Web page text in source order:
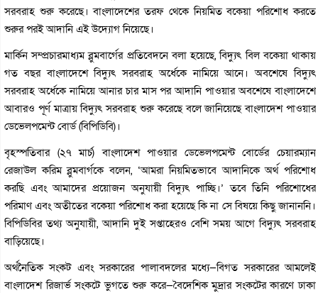
সরবরাহ শুরু করেছে। বাংলাদেশের তরফ থেকে নিয়মিত বকেয়া পরিশোধ করতে
শুরুর পরই আদানি এই উদ্যোগ নিয়েছে।
মার্কিন সম্প্রচারমাধ্যম ব্লুমবার্গের প্রতিবেদনে বলা হয়েছে, বিদ্যুৎ বিল বকেয়া থাকায়
গত বছর বাংলাদেশে বিদ্যুৎ সরবরাহ অর্ধেকে নামিয়ে আনে। অবশেষে বিদ্যুৎ
সরবরাহ অর্ধেকে নামিয়ে আনার চার মাস পর আদানি পাওয়ার অবশেষে বাংলাদেশে
আবারও পূর্ণ মাত্রায় বিদ্যুৎ সরবরাহ শুরু করেছে বলে জানিয়েছে বাংলাদেশ পাওয়ার
ডেভেলপমেন্ট বোর্ড (বিপিডিবি)।
বৃহস্পতিবার (২৭ মার্চ) বাংলাদেশ পাওয়ার ডেভেলপমেন্ট বোর্ডের চেয়ারম্যান
রেজাউল করিম ব্লুমবার্গকে বলেন, ‘আমরা নিয়মিতভাবে আদানিকে অর্থ পরিশোধ
করছি এবং আমাদের প্রয়োজন অনুযায়ী বিদ্যুৎ পাচ্ছি।’ তবে তিনি পরিশোধের
পরিমাণ এবং অতীতের বকেয়া পরিশোধ করা হয়েছে কি না সে বিষয়ে কিছু জানাননি।
বিপিডিবির তথ্য অনুযায়ী, আদানি দুই সপ্তাহেরও বেশি সময় আগে বিদ্যুৎ সরবরাহ
বাড়িয়েছে।
অর্থনৈতিক সংকট এবং সরকারের পালাবদলের মধ্যে—বিগত সরকারের আমলেই
বাংলাদেশ রিজার্ভ সংকটে ভুগতে শুরু করে—বৈদেশিক মুদ্রার সংকটের কারণে ঢাকা